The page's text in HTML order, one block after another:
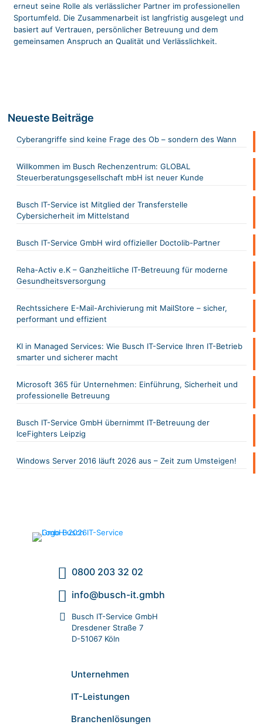
erneut seine Rolle als verlässlicher Partner im professionellen
Sportumfeld. Die Zusammenarbeit ist langfristig ausgelegt und
basiert auf Vertrauen, persönlicher Betreuung und dem
gemeinsamen Anspruch an Qualität und Verlässlichkeit.
Neueste Beiträge
Cyberangriffe sind keine Frage des Ob – sondern des Wann
Willkommen im Busch Rechenzentrum: GLOBAL
Steuerberatungsgesellschaft mbH ist neuer Kunde
Busch IT-Service ist Mitglied der Transferstelle
Cybersicherheit im Mittelstand
Busch IT-Service GmbH wird offizieller Doctolib-Partner
Reha-Activ e.K – Ganzheitliche IT-Betreuung für moderne
Gesundheitsversorgung
Rechtssichere E-Mail-Archivierung mit MailStore – sicher,
performant und effizient
KI in Managed Services: Wie Busch IT-Service Ihren IT-Betrieb
smarter und sicherer macht
Microsoft 365 für Unternehmen: Einführung, Sicherheit und
professionelle Betreuung
Busch IT-Service GmbH übernimmt IT-Betreuung der
IceFighters Leipzig
Windows Server 2016 läuft 2026 aus – Zeit zum Umsteigen!
0800 203 32 02
info@busch-it.gmbh
Busch IT-Service GmbH
Dresdener Straße 7
D-51067 Köln
Unternehmen
IT-Leistungen
Branchenlösungen